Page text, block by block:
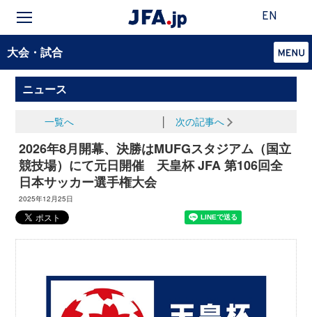
EN
大会・試合
ニュース
一覧へ 次の記事へ
2026年8月開幕、決勝はMUFGスタジアム（国立
競技場）にて元日開催 天皇杯 JFA 第106回全
日本サッカー選手権大会
2025年12月25日